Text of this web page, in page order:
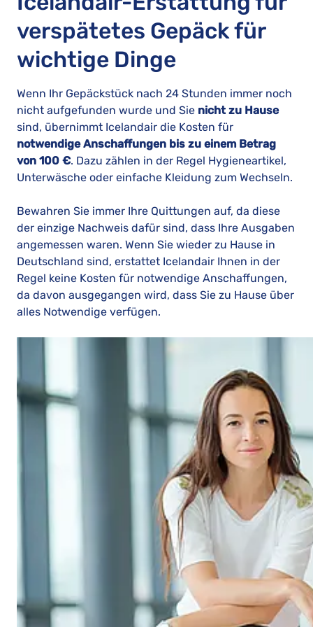
verspätetes Gepäck für
wichtige Dinge
Wenn Ihr Gepäckstück nach 24 Stunden immer noch
nicht aufgefunden wurde und Sie nicht zu Hause
sind, übernimmt Icelandair die Kosten für
notwendige Anschaffungen bis zu einem Betrag
von 100 €. Dazu zählen in der Regel Hygieneartikel,
Unterwäsche oder einfache Kleidung zum Wechseln.
Bewahren Sie immer Ihre Quittungen auf, da diese
der einzige Nachweis dafür sind, dass Ihre Ausgaben
angemessen waren. Wenn Sie wieder zu Hause in
Deutschland sind, erstattet Icelandair Ihnen in der
Regel keine Kosten für notwendige Anschaffungen,
da davon ausgegangen wird, dass Sie zu Hause über
alles Notwendige verfügen.